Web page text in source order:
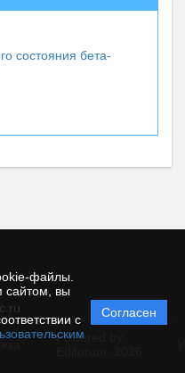
файлы.
сайтом, вы
с
Согласен
состояния бета-
Powered by